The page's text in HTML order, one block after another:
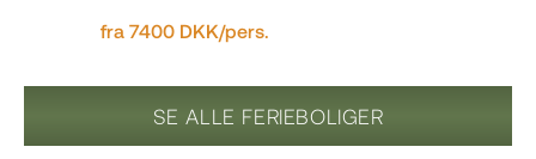
fra 7400 DKK/pers.
SE ALLE FERIEBOLIGER